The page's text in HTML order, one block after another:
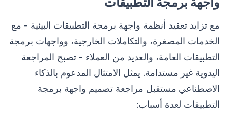
مع تزايد تعقيد أنظمة واجهة برمجة التطبيقات البيئية - مع
الخدمات المصغرة، والتكاملات الخارجية، وواجهات برمجة
التطبيقات العامة، والعديد من العملاء - تصبح المراجعة
اليدوية غير مستدامة. يمثل الامتثال المدعوم بالذكاء
الاصطناعي مستقبل مراجعة تصميم واجهة برمجة
التطبيقات لعدة أسباب: